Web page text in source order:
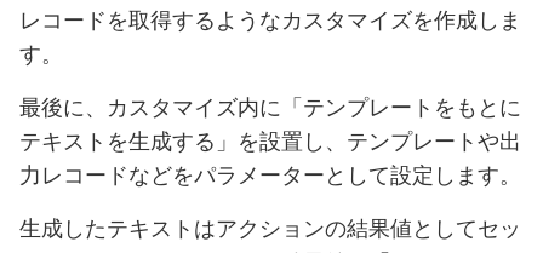
レコードを取得するようなカスタマイズを作成しま
す。
最後に、カスタマイズ内に「テンプレートをもとに
テキストを生成する」を設置し、テンプレートや出
力レコードなどをパラメーターとして設定します。
生成したテキストはアクションの結果値としてセッ